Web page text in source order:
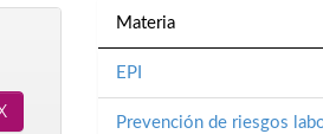
Materia
EPI
Prevención de riesgos